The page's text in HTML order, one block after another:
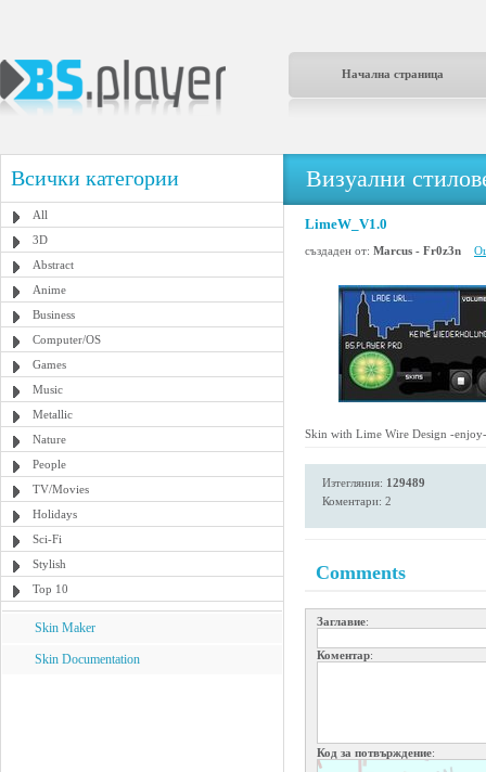
Начална страница
Всички категории
All
3D
Abstract
Anime
Business
Computer/OS
Games
Music
Metallic
Nature
People
TV/Movies
Holidays
Sci-Fi
Stylish
Top 10
Skin Maker
Skin Documentation
Визуални
LimeW_V1.0
създаден от: Marcus - Fr0z3n
Skin with Lime Wire Design -
Изтегляния: 129489
Коментари: 2
Comments
Заглавие:
Коментар:
Код за потвърждение: